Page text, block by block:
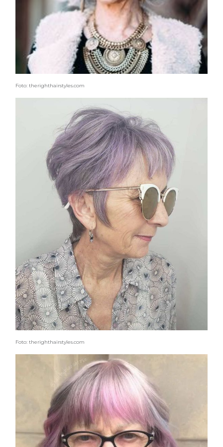
Foto: therighthairstyles.com
Foto: therighthairstyles.com
COSMOPROF WORLDWIDE BOLOGNA
Cosmprof Worldwide Bologna
presenta THE BEAUTY &
WELLNESS CONGRESS 2022: I
TEMI
DYSON
pervinca e rosé per Natale
Continua la carrellata di look firmati
Cotril alla Festa del Cinema di Roma
TONI&GUY
A Natale regala una doppia
TONI&GUY “Feel Good Experience”!